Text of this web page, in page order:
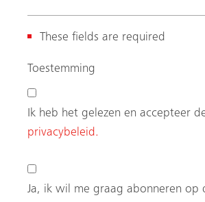
These fields are required
Toestemming
e
s
Ik heb het gelezen en accepteer
privacybeleid.
Ja, ik wil me graag abonneren op